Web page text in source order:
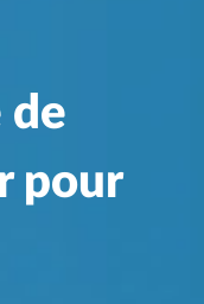
de
pour